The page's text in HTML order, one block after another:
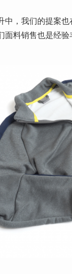
，我们的提案
料销售也是经